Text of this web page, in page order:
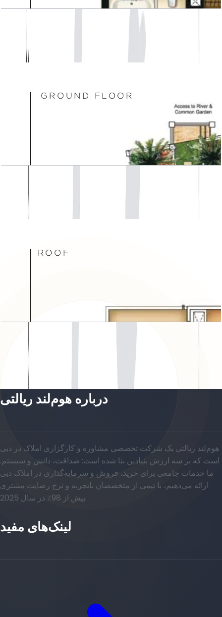
باز کردن چیدمان
باز کردن چیدمان
درباره هوم‌لند ریالتی
هوم‌لند ریالتی یک شرکت تخصصی مشاوره و کارگزاری املاک در دبی
است که بر سه ارزش بنیادین بنا شده است: صداقت، دانش و سیستم.
ما خدمات جامعی برای خرید، فروش و سرمایه‌گذاری در املاک دبی
ارائه می‌دهیم، با تیمی از متخصصان باتجربه و نرخ رضایت مشتری
بیش از 98٪ در سال 2025.
لینک‌های مفید